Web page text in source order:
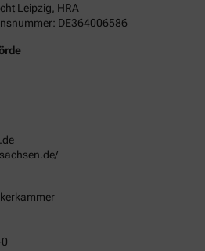
Leipzig HRA
DE364006586